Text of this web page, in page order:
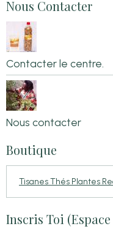
Nous Contacter
Contacter le centre.
Nous contacter
Boutique
Tisanes Thés Plantes
Inscris Toi